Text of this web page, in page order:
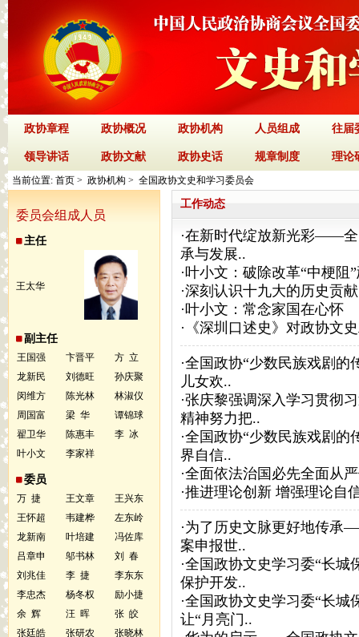
政协章程 政协概况 政协机构 人员组成 往届
领导讲话 政协文献 政协史话 规章制度 理论
当前位置: 首页 > 政协机构 > 全国政协文史和学习委员会
委员会组成人员
主任
王太华
副主任
王国强 卞晋平
方 立
龙新民
刘德旺
孙庆聚
闵维方
陈光林
林淑仪
周国富
梁 华
谭锦球
翟卫华
陈惠丰
李 冰
叶小文
李家祥
委员
万 捷 王文章
王兴东
王怀超
韦建桦
左东岭
龙新南
叶培建
冯佐库
吕章申
邬书林
刘 春
刘兆佳
李 捷
李东东
李忠杰
杨冬权
励小捷
余 辉
汪 晖
张 皎
张廷皓
张研农
张晓林
工作动态
·在新时代绽放新光彩——全
承与发展..
·叶小文：破除改革“中梗阻
·深刻认识十九大的历史贡献
·叶小文：常念家国在心怀
· 《深圳口述史》对政协文
·全国政协“少数民族戏剧的
儿女欢..
·张庆黎强调深入学习贯彻
精神努力把..
·全国政协“少数民族戏剧的
界自信..
·全面依法治国必先全面从
·推进理论创新 增强理论自
·为了历史文脉更好地传承
案申报世..
·全国政协文史学习委“长城
保护开发..
·全国政协文史学习委“长城
让“月亮门..